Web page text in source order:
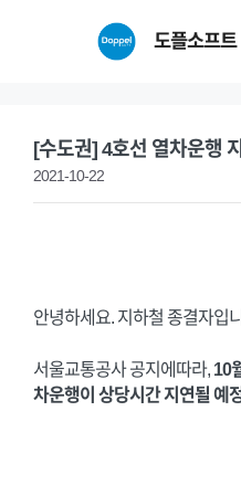
도플소프트
[수도권] 4호선 열차운행
2021-10-22
안녕하세요. 지하철 종결자입
서울교통공사 공지에따라, 10
차운행이 상당시간 지연될 예